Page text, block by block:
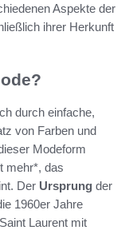
Aspekte der
ihrer Herkunft
durch einfache,
von Farben und
Modeform
mehr*, das
Der Ursprung der
1960er Jahre
Laurent mit